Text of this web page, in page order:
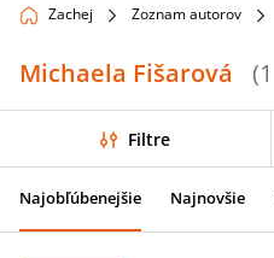
Zachej Zoznam autorov
Michaela Fišarová (1
Filtre
Najobľúbenejšie Najnovšie